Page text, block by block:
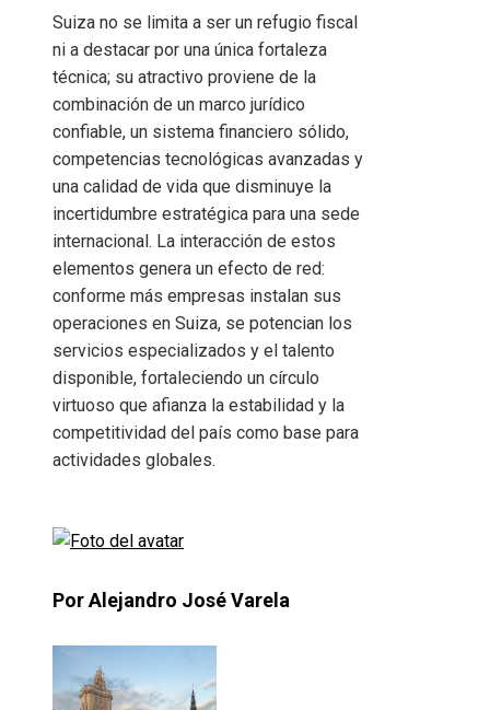
Suiza no se limita a ser un refugio fiscal
ni a destacar por una única fortaleza
técnica; su atractivo proviene de la
combinación de un marco jurídico
confiable, un sistema financiero sólido,
competencias tecnológicas avanzadas y
una calidad de vida que disminuye la
incertidumbre estratégica para una sede
internacional. La interacción de estos
elementos genera un efecto de red:
conforme más empresas instalan sus
operaciones en Suiza, se potencian los
servicios especializados y el talento
disponible, fortaleciendo un círculo
virtuoso que afianza la estabilidad y la
competitividad del país como base para
actividades globales.
Por Alejandro José Varela